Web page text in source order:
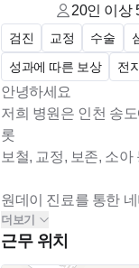
20인 이상
검진 교정 수술
성과에 따른 보상
전
안녕하세요
저희 병원은 인천 송
롯
보철, 교정, 보존, 소
원데이 진료를 통한
치주 등
치과 전반적인 모든 진
더보기
근무 위치